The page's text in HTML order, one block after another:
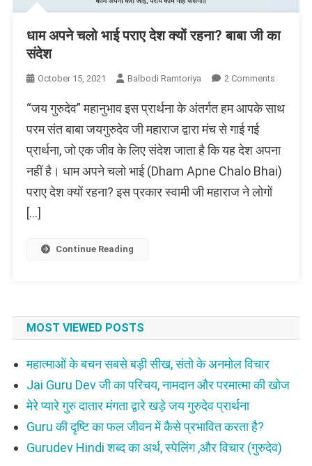
धाम अपने चलो भाई पराए देश क्यों रहना? बाबा जी का
संदेश
October 15, 2021 Balbodi Ramtoriya 2 CommentsOn
अपने
पराए
देश
“जय गुरुदेव” महानुभाव इस प्रार्थना के अंतर्गत हम आपके साथ
परम संत बाबा जयगुरुदेव जी महाराज द्वारा मंच से गाई गई
प्रार्थना, जो एक जीव के लिए संदेश जाता है कि यह देश अपना
नहीं है। धाम अपने चलो भाई (Dham Apne Chalo Bhai)
पराए देश क्यों रहना? इस प्रकार स्वामी जी महाराज ने लोगों
[…]
Continue Reading
MOST VIEWED POSTS
महात्माओं के बचन सबसे बड़ी सीख, संतो के अनमोल विचार
Jai Guru Dev जी का परिचय, नामदान और परमात्मा की खोज
मेरे प्यारे गुरु दातार मंगता द्वारे खड़े जय गुरुदेव प्रार्थना
Guru की दृष्टि का फल जीवन में कैसे प्रभावित करता है?
Gurudev Hindi शब्द का अर्थ, स्पेलिंग ,और विचार (गुरुदेव)